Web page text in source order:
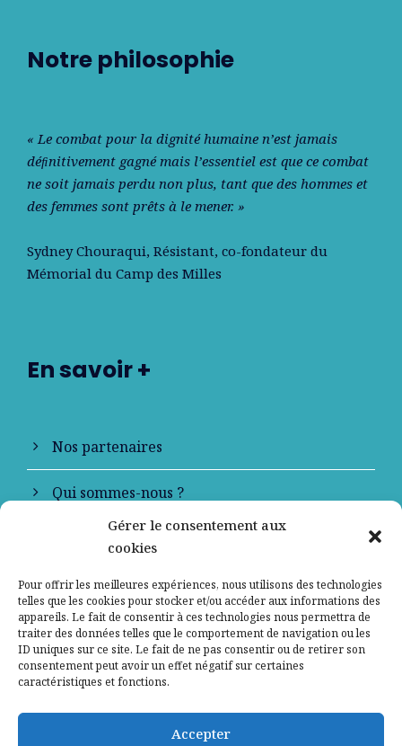
Gérer le consentement aux
cookies
Pour offrir les meilleures expériences, nous utilisons des technologies
telles que les cookies pour stocker et/ou accéder aux informations des
appareils. Le fait de consentir à ces technologies nous permettra de
traiter des données telles que le comportement de navigation ou les
ID uniques sur ce site. Le fait de ne pas consentir ou de retirer son
consentement peut avoir un effet négatif sur certaines
caractéristiques et fonctions.
Accepter
Notre philosophie
« Le combat pour la dignité humaine n’est jamais
déﬁnitivement gagné mais l’essentiel est que ce combat
ne soit jamais perdu non plus, tant que des hommes et
des femmes sont prêts à le mener. »
Sydney Chouraqui, Résistant, co-fondateur du
Mémorial du Camp des Milles
En savoir +
Nos partenaires
Qui sommes-nous ?
Contactez-nous
Mentions légales
Politique de confidentialité